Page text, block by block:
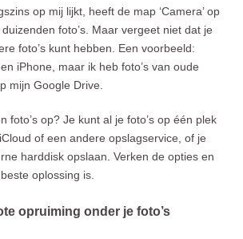
op mij lijkt, heeft de map ‘Camera’ op
foto’s. Maar vergeet niet dat je
foto’s kunt hebben. Een voorbeeld:
iPhone, maar ik heb foto’s van oude
mijn Google Drive.
foto’s op? Je kunt al je foto’s op één plek
of een andere opslagservice, of je
harddisk opslaan. Verken de opties en
oplossing is.
opruiming onder je foto’s